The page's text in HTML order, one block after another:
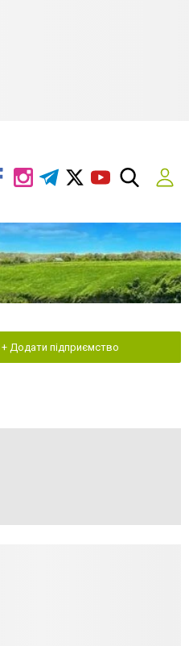
+ Додати підприємство